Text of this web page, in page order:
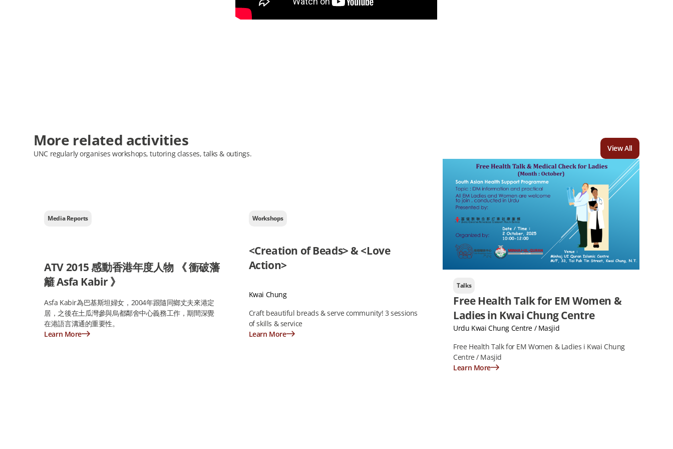
More related activities
UNC regularly organises workshops, tutoring classes, talks & outings.
View All
Media Reports
ATV 2015 感動香港年度人物 《 衝破藩
籬 Asfa Kabir 》
Asfa Kabir為巴基斯坦婦女，2004年跟隨同鄉丈夫來港定
居，之後在土瓜灣參與烏都鄰舍中心義務工作，期間深覺
在港語言溝通的重要性。
Learn More
Workshops
<Creation of Beads> & <Love
Action>
Kwai Chung
Craft beautiful breads & serve community! 3 sessions
of skills & service
Learn More
Talks
Free Health Talk for EM Women &
Ladies in Kwai Chung Centre
Urdu Kwai Chung Centre / Masjid
Free Health Talk for EM Women & Ladies i Kwai Chung
Centre / Masjid
Learn More